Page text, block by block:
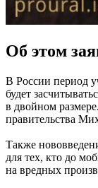
Об этом
В России период
будет
в двойном
правительства
Также
для тех, кто до
на вредных